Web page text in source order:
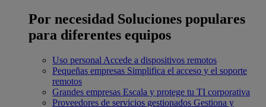
Por necesidad Soluciones populares
para diferentes equipos
Uso personal Accede a dispositivos remotos
Pequeñas empresas Simplifica el acceso y el soporte
remotos
Grandes empresas Escala y protege tu TI corporativa
Proveedores de servicios gestionados Gestiona y